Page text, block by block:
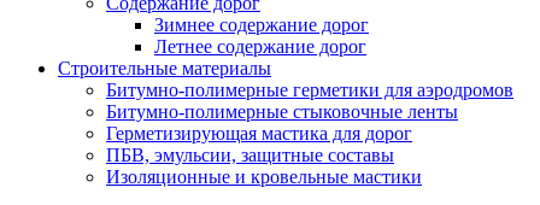
Зимнее содержание дорог
Летнее содержание дорог
Строительные материалы
Битумно-полимерные герметики для аэродромов
Битумно-полимерные стыковочные ленты
Герметизирующая мастика для дорог
ПБВ, эмульсии, защитные составы
Изоляционные и кровельные мастики